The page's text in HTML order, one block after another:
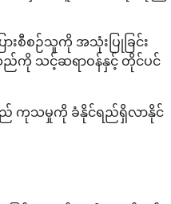
းစီစဉ်သူကို အသုံးပြုခြင်း
ည်ကို သင့်ဆရာဝန်နှင့် တိုင်ပင်
သည် ကုသမှုကို ခံနိုင်ရည်ရှိလာနိုင်